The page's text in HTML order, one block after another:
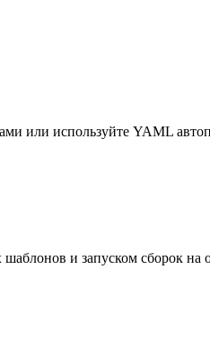
или используйте YAML
и запуском сборок на